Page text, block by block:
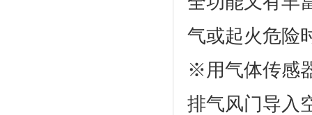
气或起火危险时
※用气体传感
排气风门导入空